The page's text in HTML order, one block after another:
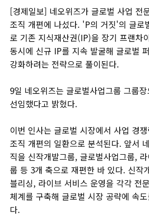
[경제일보] 네오위즈가 글로벌 사업 전
조직 개편에 나섰다. 'P의 거짓'의 글로
로 기존 지식재산권(IP)을 장기 프랜차
동시에 신규 IP를 지속 발굴해 글로벌
강화하려는 전략으로 풀이된다.
9일 네오위즈는 글로벌사업그룹 그룹
선임했다고 밝혔다.
이번 인사는 글로벌 시장에서 사업 경
조직 개편의 일환으로 분석된다. 앞서
직을 신작개발그룹, 글로벌사업그룹,
룹 등 3개 축으로 재편한 바 있다. 신작
블리싱, 라이브 서비스 운영을 각각 전
체계를 구축해 글로벌 시장 공략에 속
다.